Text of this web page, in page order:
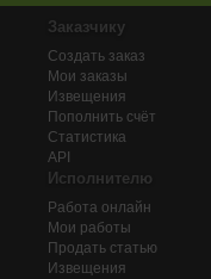
Заказчику
Создать заказ
Мои заказы
Извещения
Пополнить счёт
Статистика
API
Исполнителю
Работа онлайн
Мои работы
Продать статью
Извещения